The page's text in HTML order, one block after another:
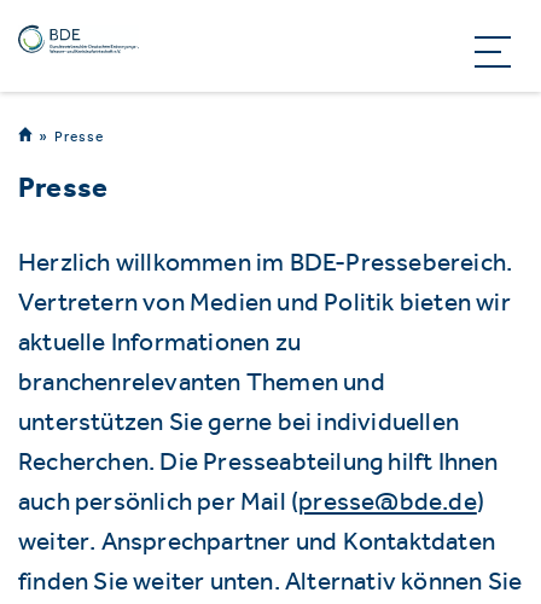
Presse
Presse
Herzlich willkommen im BDE-Pressebereich.
Vertretern von Medien und Politik bieten wir
aktuelle Informationen zu
branchenrelevanten Themen und
unterstützen Sie gerne bei individuellen
Recherchen. Die Presseabteilung hilft Ihnen
auch persönlich per Mail (presse@bde.de)
weiter. Ansprechpartner und Kontaktdaten
finden Sie weiter unten. Alternativ können Sie